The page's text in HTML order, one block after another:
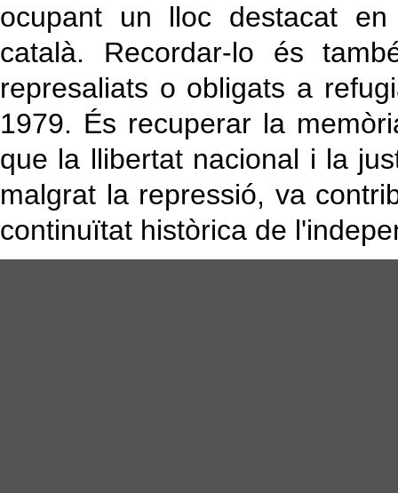
ocupant un lloc destacat
català. Recordar-lo és
represaliats o obligats a
1979. És recuperar la
que la llibertat nacional i la
malgrat la repressió, va
continuïtat històrica de